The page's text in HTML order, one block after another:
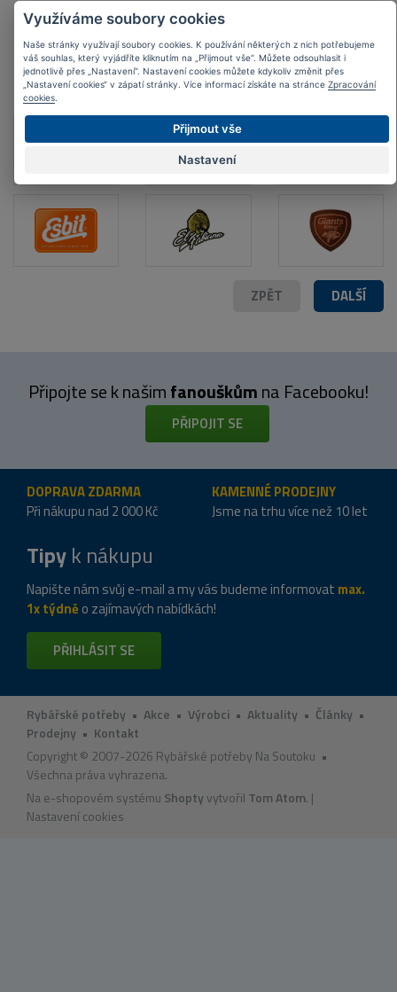
Nejoblíbenějšíznačky
DALŠÍ
ZPĚT
Připojte se k našimfanouškůmna Facebooku!
PŘIPOJIT SE
DOPRAVA ZDARMA
Při nákupu nad 2 000 Kč
KAMENNÉ PRODEJNY
Jsme na trhu více než 10 let
Tipyk nákupu
Napište nám svůj e-mail a my vás budeme informovat max.
1x týdně o zajímavých nabídkách!
PŘIHLÁSIT SE
Rybářské potřeby • Akce • Výrobci • Aktuality • Články •
Prodejny • Kontakt
Copyright © 2007-2026 Rybářské potřeby Na Soutoku •
Všechna práva vyhrazena.
Na e-shopovém systému Shoptyvytvořil Tom Atom. |
Nastavení cookies
Využíváme soubory cookies
Naše stránky využívají soubory cookies. K používání některých z nich potřebujeme
váš souhlas, který vyjádříte kliknutím na „Přijmout vše“. Můžete odsouhlasit i
jednotlivě přes „Nastavení“. Nastavení cookies můžete kdykoliv změnit přes
„Nastavení cookies“ v zápatí stránky. Více informací získáte na stránce Zpracování
cookies
Přijmout vše
Nastavení